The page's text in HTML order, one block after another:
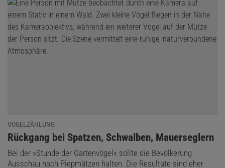
VOGELZÄHLUNG
:
Rückgang bei Spatzen, Schwalben, Mauerseglern
Bei der »Stunde der Gartenvögel« sollte die Bevölkerung
Ausschau nach Piepmätzen halten. Die Resultate sind eher